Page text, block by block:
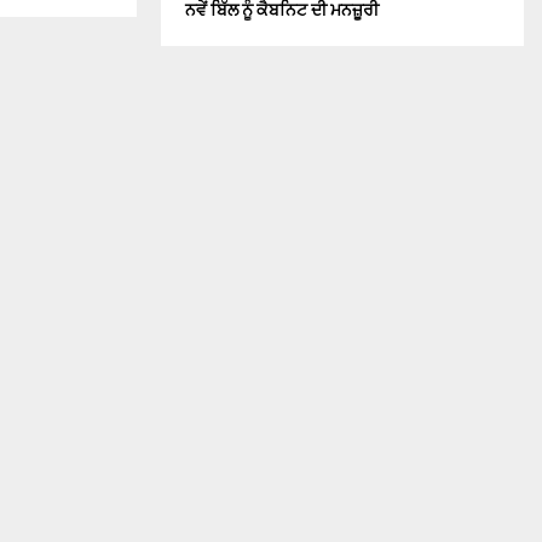
ਨਵੇਂ ਬਿੱਲ ਨੂੰ ਕੈਬਨਿਟ ਦੀ ਮਨਜ਼ੂਰੀ